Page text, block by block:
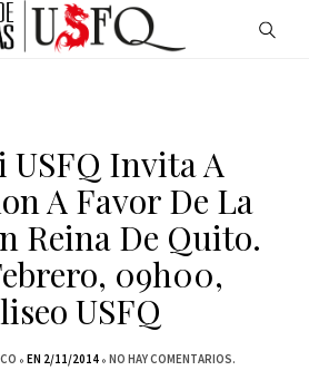
Invita A
A Favor De La
Reina De Quito.
09h00,
USFQ
EN 2/11/2014 NO HAY COMENTARIOS.